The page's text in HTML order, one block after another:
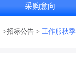
采购意向
>招标公告 > 工作服秋季